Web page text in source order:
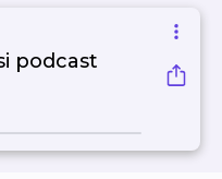
podcast